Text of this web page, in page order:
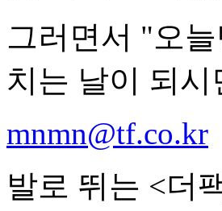
그러면서 "오
치는 날이 되
mnmn@tf.co.kr
발로 뛰는 <더